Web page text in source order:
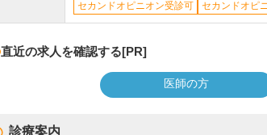
セカンドオピニオン受診可
セカンドオピ
直近の求人を確認する[PR]
医師の方
診療案内